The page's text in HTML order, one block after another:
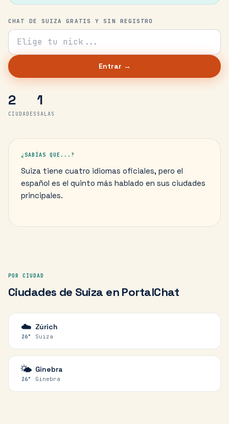
CHAT DE SUIZA GRATIS Y SIN REGISTRO
Tu nick para el chat
Entrar →
2
CIUDADES
1
SALAS
¿SABÍAS QUE...?
Suiza tiene cuatro idiomas oficiales, pero el
español es el quinto más hablado en sus ciudades
principales.
POR CIUDAD
Ciudades de Suiza en PortalChat
☁️
26°
Zúrich
Suiza
🌤️
26°
Ginebra
Ginebra